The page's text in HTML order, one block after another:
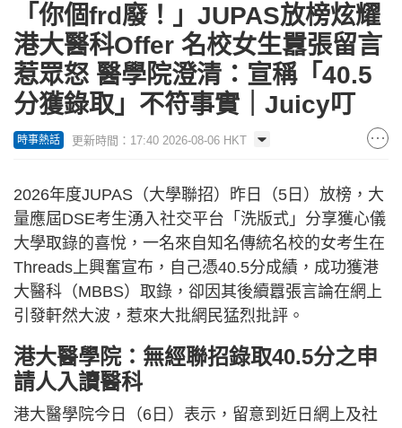
「你個frd廢！」JUPAS放榜炫耀
港大醫科Offer 名校女生囂張留言
惹眾怒 醫學院澄清：宣稱「40.5
分獲錄取」不符事實｜Juicy叮
時事熱話 更新時間：17:40 2026-08-06 HKT
2026年度JUPAS（大學聯招）昨日（5日）放榜，大
量應屆DSE考生湧入社交平台「洗版式」分享獲心儀
大學取錄的喜悅，一名來自知名傳統名校的女考生在
Threads上興奮宣布，自己憑40.5分成績，成功獲港
大醫科（MBBS）取錄，卻因其後續囂張言論在網上
引發軒然大波，惹來大批網民猛烈批評。
港大醫學院：無經聯招錄取40.5分之申
請人入讀醫科
港大醫學院今日（6日）表示，留意到近日網上及社